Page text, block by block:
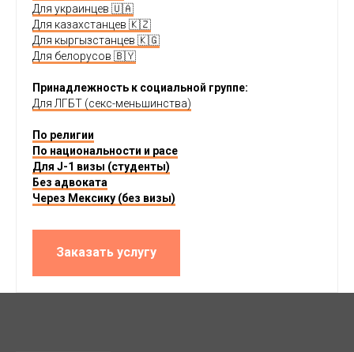
Для украинцев 🇺🇦
Для казахстанцев 🇰🇿
Для кыргызстанцев 🇰🇬
Для белорусов 🇧🇾
Принадлежность к социальной группе:
Для ЛГБТ (секс-меньшинства)
По религии
По национальности и расе
Для J-1 визы (студенты)
Без адвоката
Через Мексику (без визы)
Заказать услугу